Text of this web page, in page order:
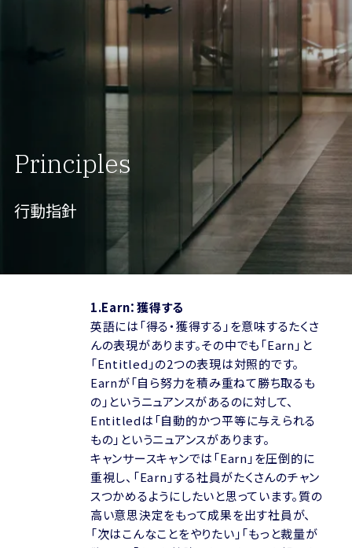
Principles
行動指針
1.Earn：獲得する
英語には「得る・獲得する」を意味するたくさ
んの表現があります。その中でも「Earn」と
「Entitled」の2つの表現は対照的です。
Earnが「自ら努力を積み重ねて勝ち取るも
の」というニュアンスがあるのに対して、
Entitledは「自動的かつ平等に与えられる
もの」というニュアンスがあります。
キャンサースキャンでは「Earn」を圧倒的に
重視し、「Earn」する社員がたくさんのチャン
スつかめるようにしたいと思っています。質の
高い意思決定をもって成果を出す社員が、
「次はこんなことをやりたい」「もっと裁量が